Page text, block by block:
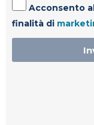
Acconsento
finalità di